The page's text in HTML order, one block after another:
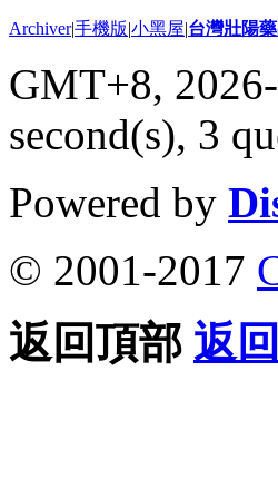
Archiver|手機版|小黑屋|台灣壯陽
GMT+8,
second(s), 3
Powered by
© 2001-2017
返回頂部 返